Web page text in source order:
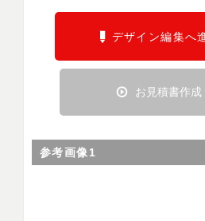
お見積書作成
デザイン編集へ
参考画像1